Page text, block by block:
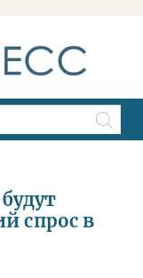
спрос в